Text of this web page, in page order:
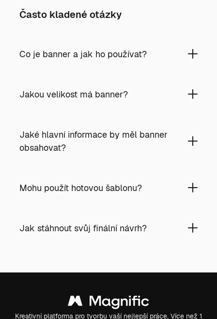
Často kladené otázky
Co je banner a jak ho používat?
Jakou velikost má banner?
Jaké hlavní informace by měl banner
obsahovat?
Mohu použít hotovou šablonu?
Jak stáhnout svůj finální návrh?
Kreativní platforma pro tvorbu vaší nejlepší práce. Více než 1